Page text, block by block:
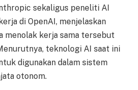
sekaligus peneliti AI
di OpenAI, menjelaskan
menolak kerja sama tersebut
teknologi AI saat ini
digunakan dalam sistem
otonom.